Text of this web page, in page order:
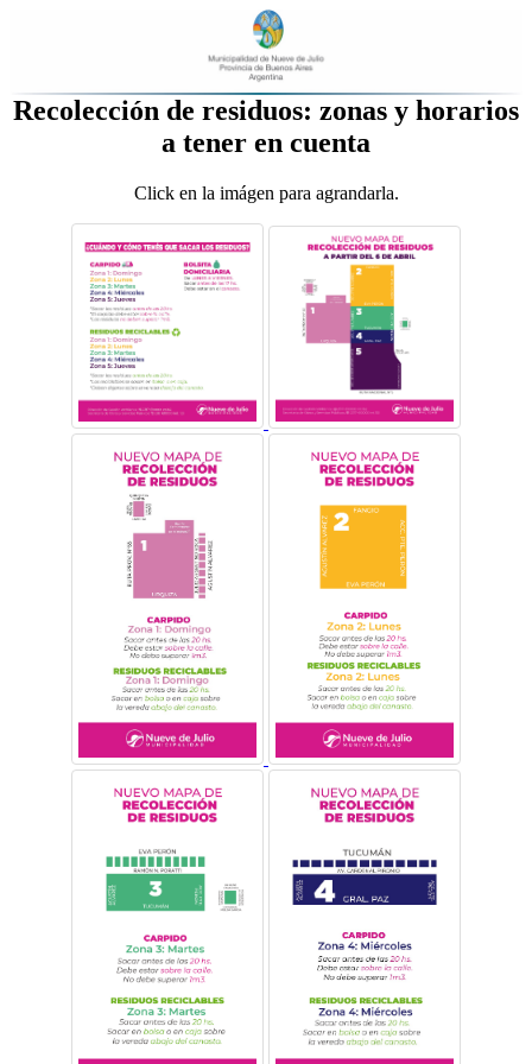
Recolección de residuos: zonas y horarios
a tener en cuenta
Click en la imágen para agrandarla.